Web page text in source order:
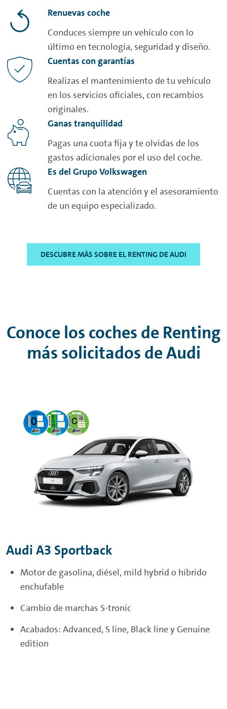
Renuevas coche
Conduces siempre un vehículo con lo
último en tecnología, seguridad y diseño.
Cuentas con garantías
Realizas el mantenimiento de tu vehículo
en los servicios oficiales, con recambios
originales.
Ganas tranquilidad
Pagas una cuota fija y te olvidas de los
gastos adicionales por el uso del coche.
Es del Grupo Volkswagen
Cuentas con la atención y el asesoramiento
de un equipo especializado.
DESCUBRE MÁS SOBRE EL RENTING DE AUDI
Conoce los coches de Renting
más solicitados de Audi
Audi A3 Sportback
Motor de gasolina, diésel, mild hybrid o híbrido
enchufable
Cambio de marchas S-tronic
Acabados: Advanced, S line, Black line y Genuine
edition